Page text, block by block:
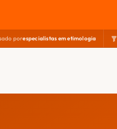
porespecialistas em etimologia